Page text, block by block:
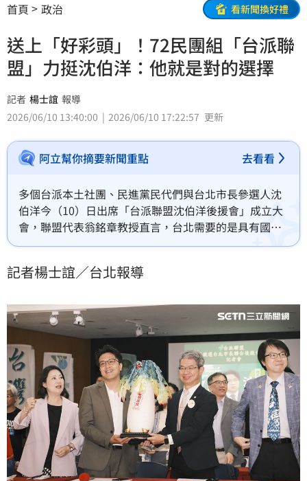
首頁 政治 看新聞換好禮
送上「好彩頭」！72民團組「台派聯
盟」力挺沈伯洋：他就是對的選擇
記者 楊士誼 報導
2026/06/10 13:40:00
2026/06/10 17:22:57 更新
阿立幫你摘要新聞重點 去看看
多個台派本土社團、民進黨民代們與台北市長參選人沈
伯洋今（10）日出席「台派聯盟沈伯洋後援會」成立大
會，聯盟代表翁銘章教授直言，台北需要的是具有國際
觀、能理解年輕人與市民需求的市長，而不是只會照稿
送上寓意「好彩頭」的菜頭造型雕飾，預祝沈伯洋能成
幹事吳思瑤相當驚訝。
記者楊士誼／台北報導